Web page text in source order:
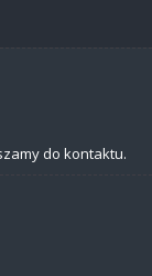
do kontaktu.